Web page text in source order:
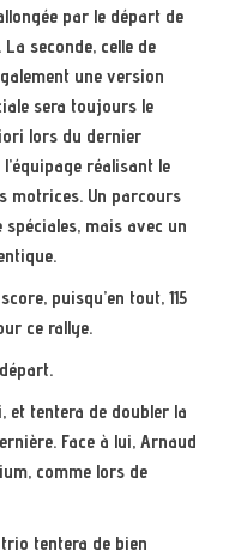
par le départ de
seconde, celle de
une version
sera toujours le
lors du dernier
réalisant le
motrices. Un parcours
mais avec un
puisqu’en tout, 115
ce rallye.
et tentera de doubler la
Face à lui, Arnaud
comme lors de
tentera de bien